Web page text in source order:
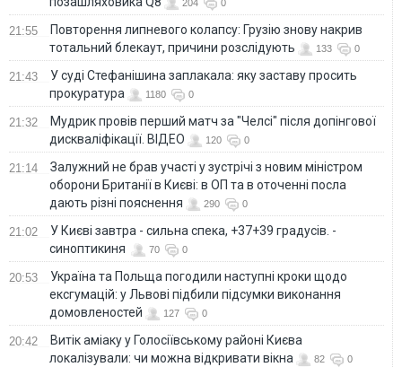
204 0
21:55
Повторення липневого колапсу: Грузію знову накрив
тотальний блекаут, причини розслідують
133 0
21:43
У суді Стефанішина заплакала: яку заставу просить
прокуратура
1180 0
21:32
Мудрик провів перший матч за "Челсі" після допінгової
дискваліфікації. ВІДЕО
120 0
21:14
Залужний не брав участі у зустрічі з новим міністром
оборони Британії в Києві: в ОП та в оточенні посла
дають різні пояснення
290 0
21:02
У Києві завтра - сильна спека, +37+39 градусів. -
синоптикиня
70 0
20:53
Україна та Польща погодили наступні кроки щодо
ексгумацій: у Львові підбили підсумки виконання
домовленостей
127 0
20:42
Витік аміаку у Голосіївському районі Києва
локалізували: чи можна відкривати вікна
82 0